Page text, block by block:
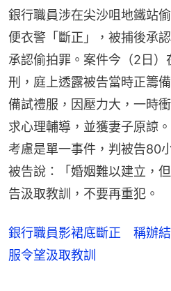
銀行職員涉在尖沙咀地鐵站
便衣警「斷正」，被捕後承
承認偷拍罪。案件今（2日）
刑，庭上透露被告當時正籌
備試禮服，因壓力大，一時
求心理輔導，並獲妻子原諒
考慮是單一事件，判被告80
被告說：「婚姻難以建立，
告汲取教訓，不要再重犯。
銀行職員影裙底斷正 稱辦
服令望汲取教訓